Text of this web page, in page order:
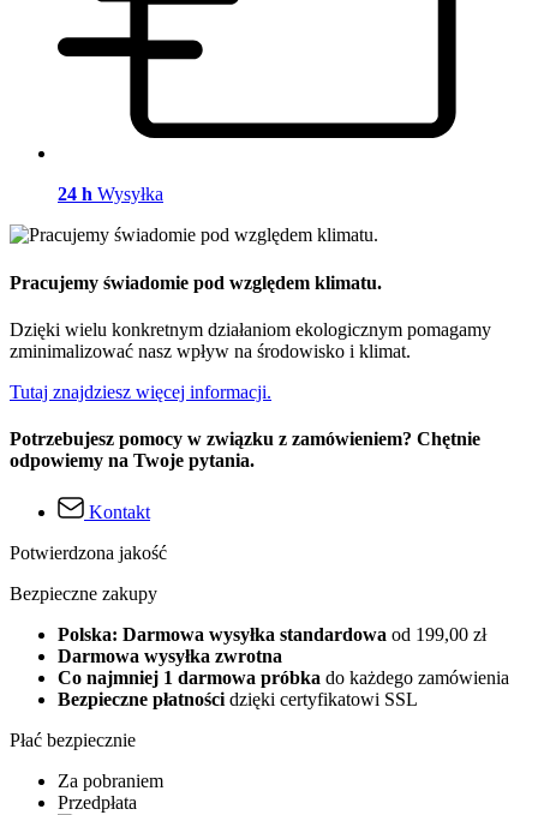
24 h Wysyłka
Pracujemy świadomie pod względem klimatu.
Dzięki wielu konkretnym działaniom ekologicznym pomagamy
zminimalizować nasz wpływ na środowisko i klimat.
Tutaj znajdziesz więcej informacji.
Potrzebujesz pomocy w związku z zamówieniem? Chętnie
odpowiemy na Twoje pytania.
Kontakt
Potwierdzona jakość
Bezpieczne zakupy
Polska: Darmowa wysyłka standardowa od 199,00 zł
Darmowa wysyłka zwrotna
Co najmniej 1 darmowa próbka do każdego zamówienia
Bezpieczne płatności dzięki certyfikatowi SSL
Płać bezpiecznie
Za pobraniem
Przedpłata